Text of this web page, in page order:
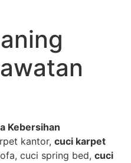
Kebersihan
kantor, cuci karpet
cuci spring bed, cuci